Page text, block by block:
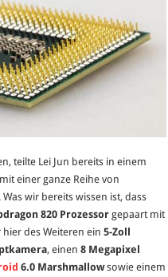
teilte Lei Jun bereits in einem
mit einer ganze Reihe von
wir bereits wissen ist, dass
820 Prozessorgepaart mit
des Weiteren ein5-Zoll
, einen8 Megapixel
6.0 Marshmallowsowie einem